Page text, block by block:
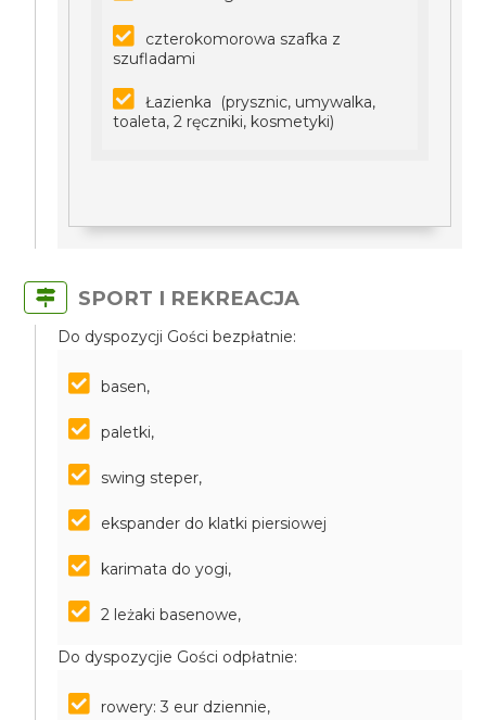
czterokomorowa szafka z
szufladami
Łazienka (prysznic, umywalka,
toaleta, 2 ręczniki, kosmetyki)
SPORT I REKREACJA
Do dyspozycji Gości bezpłatnie:
basen,
paletki,
swing steper,
ekspander do klatki piersiowej
karimata do yogi,
2 leżaki basenowe,
Do dyspozycjie Gości odpłatnie:
rowery: 3 eur dziennie,